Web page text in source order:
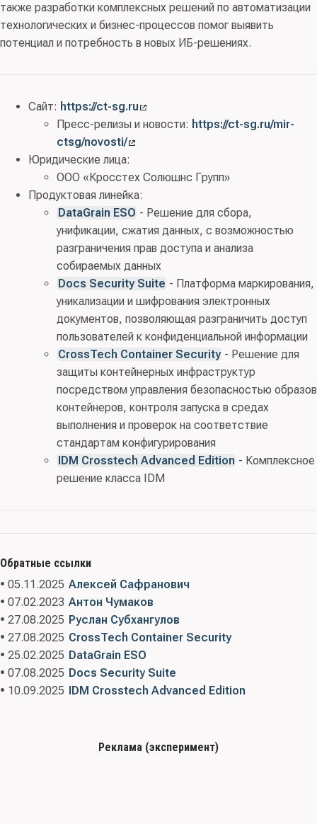
также разработки комплексных решений по автоматизации
технологических и бизнес-процессов помог выявить
потенциал и потребность в новых ИБ-решениях.
Сайт: https://ct-sg.ru
Пресс-релизы и новости: https://ct-sg.ru/mir-
ctsg/novosti/
Юридические лица:
ООО «Кросстех Солюшнс Групп»
Продуктовая линейка:
DataGrain ESO - Решение для сбора,
унификации, сжатия данных, с возможностью
разграничения прав доступа и анализа
собираемых данных
Docs Security Suite - Платформа маркирования,
уникализации и шифрования электронных
документов, позволяющая разграничить доступ
пользователей к конфиденциальной информации
CrossTech Container Security - Решение для
защиты контейнерных инфраструктур
посредством управления безопасностью образов
контейнеров, контроля запуска в средах
выполнения и проверок на соответствие
стандартам конфигурирования
IDM Crosstech Advanced Edition - Комплексное
решение класса IDM
Обратные ссылки
• 05.11.2025 Алексей Сафранович
• 07.02.2023 Антон Чумаков
• 27.08.2025 Руслан Субхангулов
• 27.08.2025 CrossTech Container Security
• 25.02.2025 DataGrain ESO
• 07.08.2025 Docs Security Suite
• 10.09.2025 IDM Crosstech Advanced Edition
Реклама (эксперимент)